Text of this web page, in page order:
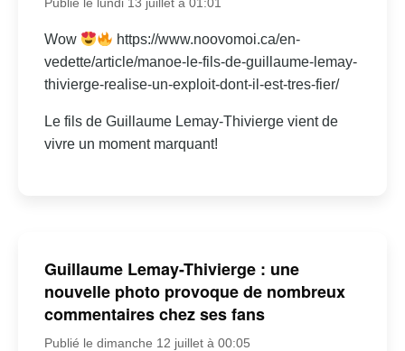
Wow
https://www.noovomoi.ca/en-
vedette/article/manoe-le-fils-de-guillaume-lemay-
thivierge-realise-un-exploit-dont-il-est-tres-fier/
Le fils de Guillaume Lemay-Thivierge vient de
vivre un moment marquant!
Guillaume Lemay-Thivierge : une
nouvelle photo provoque de nombreux
commentaires chez ses fans
Publié le dimanche 12 juillet à 00:05